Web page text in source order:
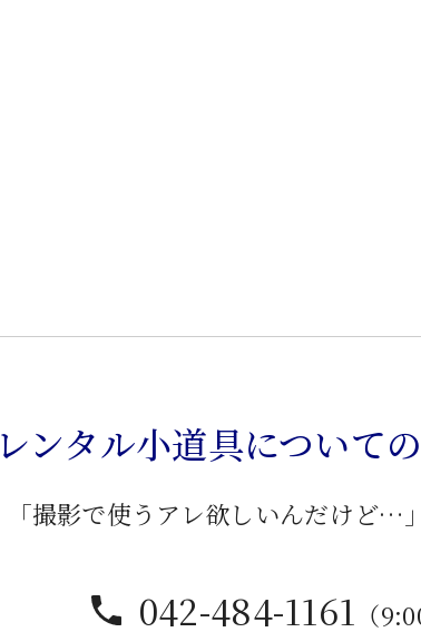
レンタル小道具について
「撮影で使うアレ欲しいんだけど…
042-484-1161 （